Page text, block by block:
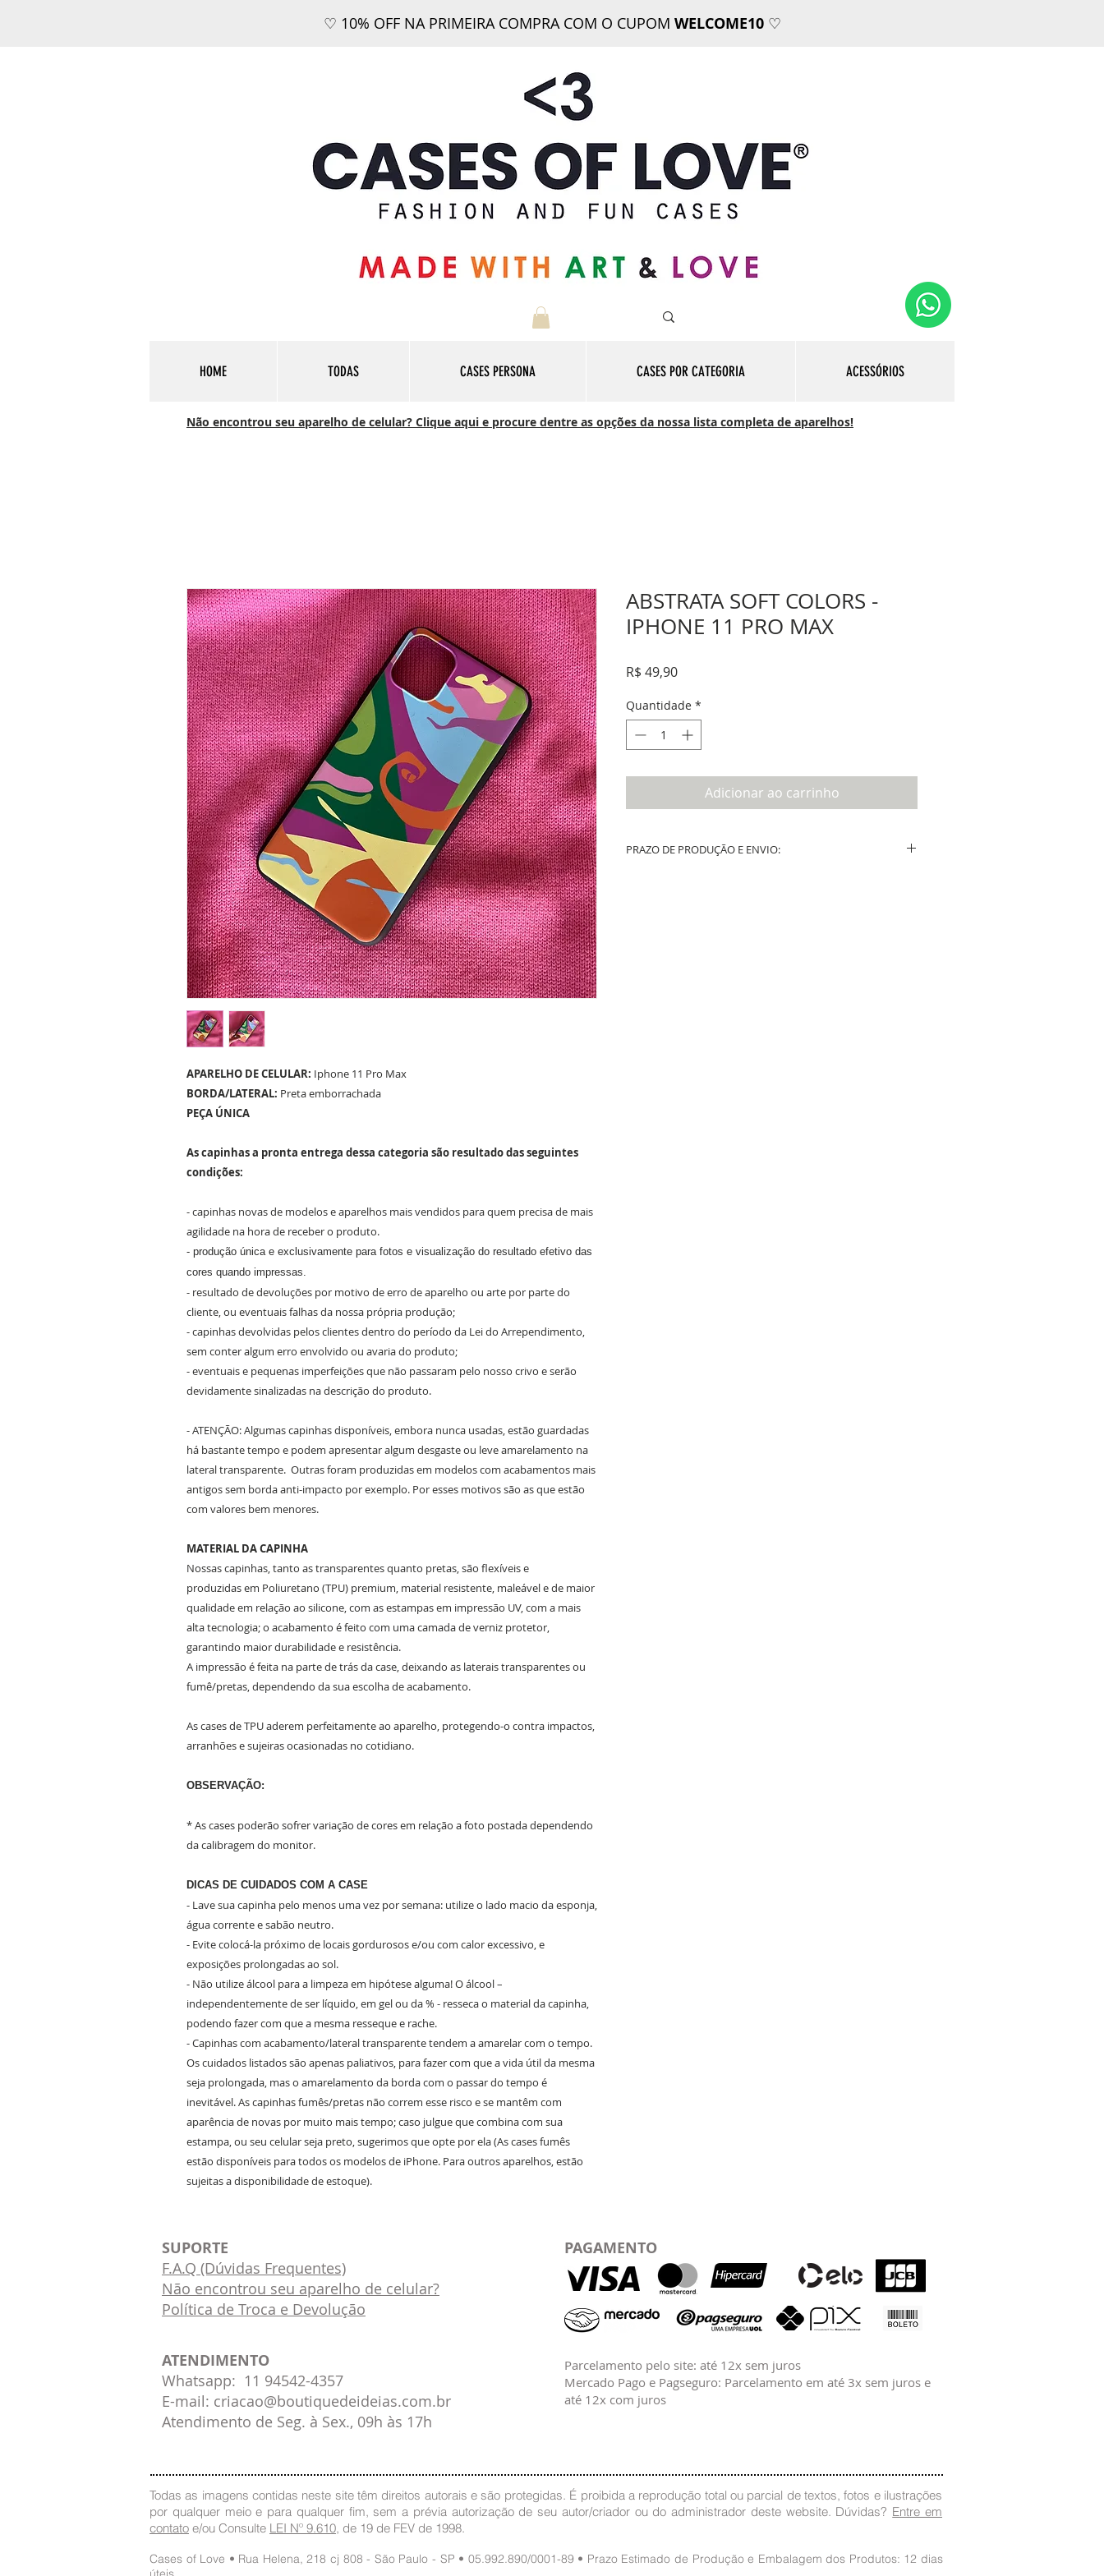
♡ 10% OFF NA PRIMEIRA COMPRA COM O CUPOM WELCOME10♡
HOME TODAS CASES PERSONA CASES POR CATEGORIA ACESSÓRIOS
Não encontrou seu aparelho de celular? Clique aqui e procure dentre as opções da nossa lista completa de aparelhos!
APARELHO DE CELULAR: Iphone 11 Pro Max
BORDA/LATERAL: Preta emborrachada
PEÇA ÚNICA
As capinhas a pronta entrega dessa categoria são resultado das seguintes
condições:
- capinhas novas de modelos e aparelhos mais vendidos para quem precisa de mais
agilidade na hora de receber o produto.
- produção única e exclusivamente para fotos e visualização do resultado efetivo das
cores quando impressas.
- resultado de devoluções por motivo de erro de aparelho ou arte por parte do
cliente, ou eventuais falhas da nossa própria produção;
- capinhas devolvidas pelos clientes dentro do período da Lei do Arrependimento,
sem conter algum erro envolvido ou avaria do produto;
- eventuais e pequenas imperfeições que não passaram pelo nosso crivo e serão
devidamente sinalizadas na descrição do produto.
- ATENÇÃO: Algumas capinhas disponíveis, embora nunca usadas, estão guardadas
há bastante tempo e podem apresentar algum desgaste ou leve amarelamento na
lateral transparente. Outras foram produzidas em modelos com acabamentos mais
antigos sem borda anti-impacto por exemplo. Por esses motivos são as que estão
com valores bem menores.
MATERIAL DA CAPINHA
Nossas capinhas, tanto as transparentes quanto pretas, são flexíveis e
produzidas em Poliuretano (TPU) premium, material resistente, maleável e de maior
qualidade em relação ao silicone, com as estampas em impressão UV, com a mais
alta tecnologia; o acabamento é feito com uma camada de verniz protetor,
garantindo maior durabilidade e resistência.
A impressão é feita na parte de trás da case, deixando as laterais transparentes ou
fumê/pretas, dependendo da sua escolha de acabamento.
As cases de TPU aderem perfeitamente ao aparelho, protegendo-o contra impactos,
arranhões e sujeiras ocasionadas no cotidiano.
OBSERVAÇÃO:
* As cases poderão sofrer variação de cores em relação a foto postada dependendo
da calibragem do monitor.
DICAS DE CUIDADOS COM A CASE
- Lave sua capinha pelo menos uma vez por semana: utilize o lado macio da esponja,
água corrente e sabão neutro.
- Evite colocá-la próximo de locais gordurosos e/ou com calor excessivo, e
exposições prolongadas ao sol.
- Não utilize álcool para a limpeza em hipótese alguma! O álcool –
independentemente de ser líquido, em gel ou da % - resseca o material da capinha,
podendo fazer com que a mesma resseque e rache.
- Capinhas com acabamento/lateral transparente tendem a amarelar com o tempo.
Os cuidados listados são apenas paliativos, para fazer com que a vida útil da mesma
seja prolongada, mas o amarelamento da borda com o passar do tempo é
inevitável. As capinhas fumês/pretas não correm esse risco e se mantêm com
aparência de novas por muito mais tempo; caso julgue que combina com sua
estampa, ou seu celular seja preto, sugerimos que opte por ela (As cases fumês
estão disponíveis para todos os modelos de iPhone. Para outros aparelhos, estão
sujeitas a disponibilidade de estoque).
ABSTRATA SOFT COLORS -
IPHONE 11 PRO MAX
R$ 49,90Preço
Quantidade *
Adicionar ao carrinho
PRAZO DE PRODUÇÃO E ENVIO:
SUPORTE
F.A.Q (Dúvidas Frequentes)
Não encontrou seu aparelho de celular?
Política de Troca e Devolução
PAGAMENTO
ATENDIMENTO
Whatsapp: 11 94542-4357
E-mail: criacao@boutiquedeideias.com.br
Atendimento de Seg. à Sex., 09h às 17h
Parcelamento pelo site: até 12x sem juros
Mercado Pago e Pagseguro: Parcelamento em até 3x sem juros e
até 12x com juros
Todas as imagens contidas neste site têm direitos autorais e são protegidas. É proibida a reprodução total ou parcial de textos, fotos e ilustrações
por qualquer meio e para qualquer fim, sem a prévia autorização de seu autor/criador ou do administrador deste website. Dúvidas? Entre em
contato e/ou Consulte LEI Nº 9.610, de 19 de FEV de 1998.
Cases of Love • Rua Helena, 218 cj 808 - São Paulo - SP • 05.992.890/0001-89 • Prazo Estimado de Produção e Embalagem dos Produtos: 12 dias